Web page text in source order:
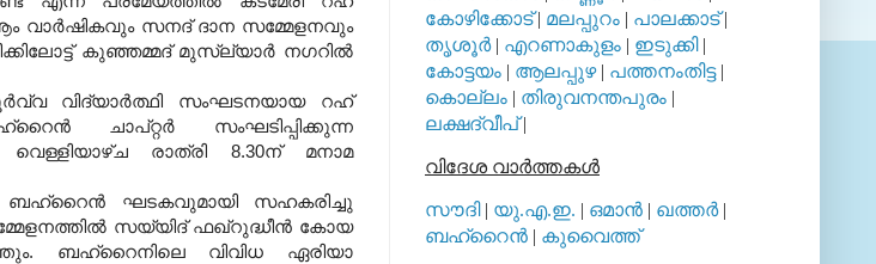
വാര്‍ഷികവും സനദ്‌ ദാന സമ്മേളനവും
കുഞ്ഞമ്മദ്‌ മുസ്ല്യാര്‍ നഗറില്‍
വിദ്യാര്‍ത്ഥി സംഘടനയായ റഹ്‌
ചാപ്‌റ്റര്‍ സംഘടിപ്പിക്കുന്ന
രാത്രി 8.30ന്‌ മനാമ
ഘടകവുമായി സഹകരിച്ചു
സയ്യിദ്‌ ഫഖ്‌റുദ്ധീന്‍ കോയ
ബഹ്‌റൈനിലെ വിവിധ ഏരിയാ
കോഴിക്കോട്| മലപ്പുറം | പാലക്കാട്|
തൃശൂര്‍| എറണാകുളം | ഇടുക്കി|
കോട്ടയം | ആലപ്പുഴ| പത്തനംതിട്ട|
കൊല്ലം | തിരുവനന്തപുരം |
ലക്ഷദ്വീപ്|
വിദേശ വാര്‍ത്തകള്‍
സൗദി| യു.എ.ഇ. | ഒമാന്‍ | ഖത്തര്‍|
ബഹ്റൈന്‍ | കുവൈത്ത്